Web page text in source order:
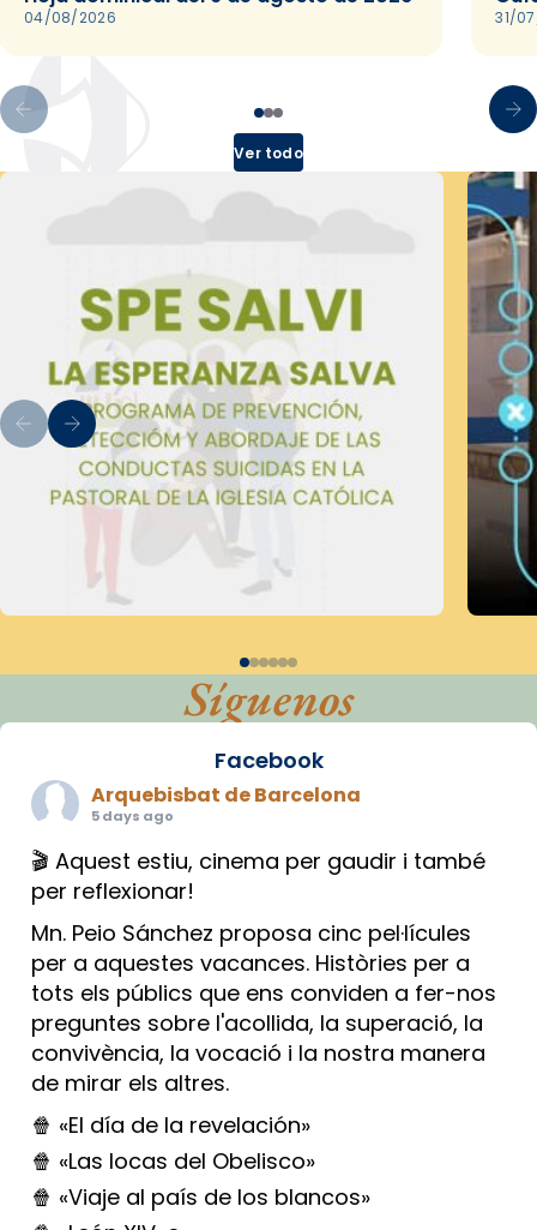
04/08/2026 31/
Ver todo
Síguenos
Facebook
Arquebisbat de Barcelona
5 days ago
🎬 Aquest estiu, cinema per gaudir i també
per reflexionar!
Mn. Peio Sánchez proposa cinc pel·lícules
per a aquestes vacances. Històries per a
tots els públics que ens conviden a fer-nos
preguntes sobre l'acollida, la superació, la
convivència, la vocació i la nostra manera
de mirar els altres.
🍿 «El día de la revelación»
🍿 «Las locas del Obelisco»
🍿 «Viaje al país de los blancos»